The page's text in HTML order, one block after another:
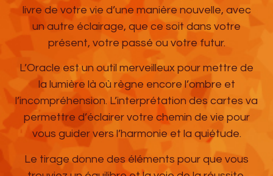
livre de votre vie d’une manière nouvelle, avec
un autre éclairage, que ce soit dans votre
présent, votre passé ou votre futur.
L’Oracle est un outil merveilleux pour mettre de
la lumière là où règne encore l’ombre et
l’incompréhension. L’interprétation des cartes va
permettre d’éclairer votre chemin de vie pour
vous guider vers l’harmonie et la quiétude.
Le tirage donne des éléments pour que vous